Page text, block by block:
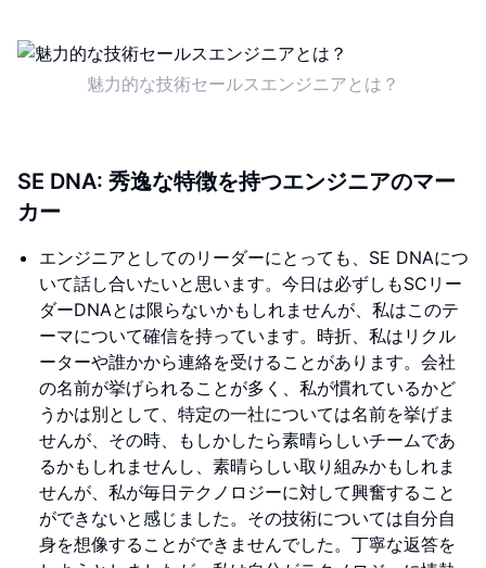
魅力的な技術セールスエンジニアとは？
SE DNA: 秀逸な特徴を持つエンジニアのマー
カー
エンジニアとしてのリーダーにとっても、SE DNAにつ
いて話し合いたいと思います。今日は必ずしもSCリー
ダーDNAとは限らないかもしれませんが、私はこのテ
ーマについて確信を持っています。時折、私はリクル
ーターや誰かから連絡を受けることがあります。会社
の名前が挙げられることが多く、私が慣れているかど
うかは別として、特定の一社については名前を挙げま
せんが、その時、もしかしたら素晴らしいチームであ
るかもしれませんし、素晴らしい取り組みかもしれま
せんが、私が毎日テクノロジーに対して興奮すること
ができないと感じました。その技術については自分自
身を想像することができませんでした。丁寧な返答を